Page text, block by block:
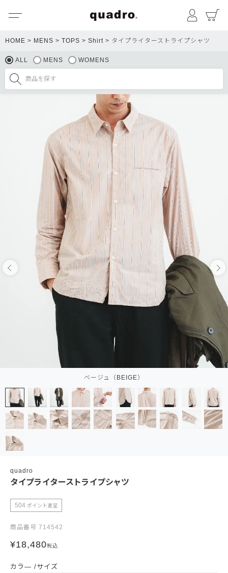
マイペ
HOME MENS TOPS Shirt タイプライターストライプシャツ
ALL MENS WOMENS
ベージュ（BEIGE）
quadro
タイプライターストライプシャツ
504 ポイント進呈
商品番号 714542
¥18,480税込
カラ―
サイズ